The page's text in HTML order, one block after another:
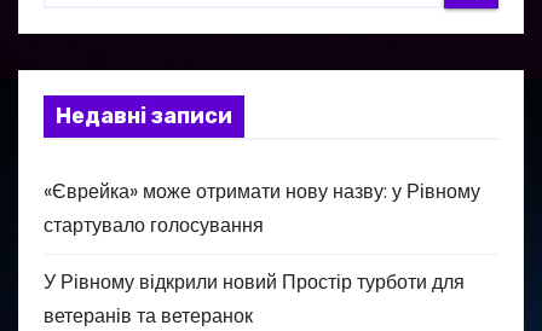
Недавні записи
«Єврейка» може отримати нову назву: у Рівному
стартувало голосування
У Рівному відкрили новий Простір турботи для
ветеранів та ветеранок